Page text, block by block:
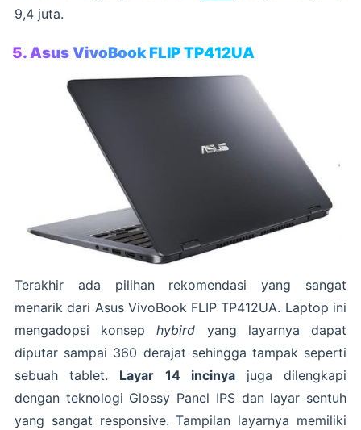
9,4 juta.
5. Asus VivoBook FLIP TP412UA
Terakhir ada pilihan rekomendasi yang sangat
menarik dari Asus VivoBook FLIP TP412UA. Laptop ini
mengadopsi konsephybird yang layarnya dapat
diputar sampai 360 derajat sehingga tampak seperti
sebuah tablet. Layar 14 incinyajuga dilengkapi
dengan teknologi Glossy Panel IPS dan layar sentuh
yang sangat responsive. Tampilan layarnya memiliki